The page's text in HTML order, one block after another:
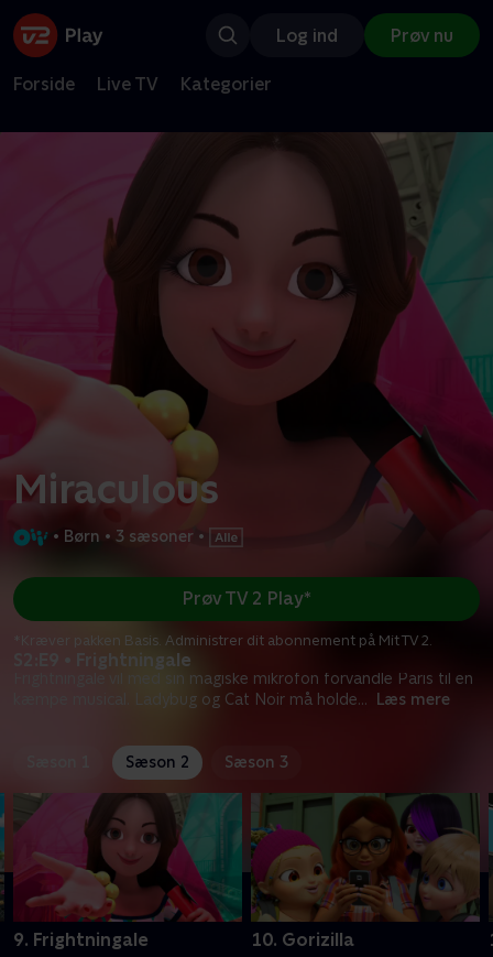
Log ind Prøv nu
Forside Live TV Kategorier
Miraculous
• Børn • 3 sæsoner •
S2:E9 • Frightningale
Frightningale vil med sin magiske mikrofon forvandle Paris til en
kæmpe musical. Ladybug og Cat Noir må holde... Læs mere
Prøv TV 2 Play*
*Kræver pakken Basis. Administrer dit abonnement på Mit TV 2.
Sæson 2 Sæson 3
9. Frightningale 10. Gorizilla